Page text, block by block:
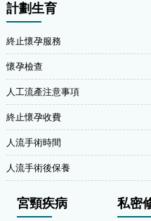
計劃生育
終止懷孕服務
懷孕檢查
人工流產注意事項
終止懷孕收費
人流手術時間
人流手術後保養
宮頸疾病 私密